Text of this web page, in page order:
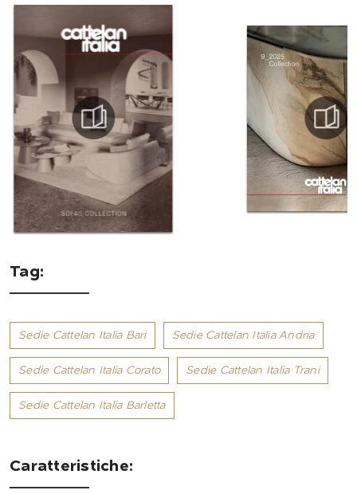
Tag:
Sedie Cattelan Italia Bari Sedie Cattelan Italia Andria
Sedie Cattelan Italia Corato Sedie Cattelan Italia Trani
Sedie Cattelan Italia Barletta
Caratteristiche: